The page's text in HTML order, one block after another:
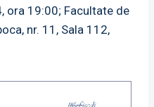
ora 19:00; Facultate de
nr. 11, Sala 112,